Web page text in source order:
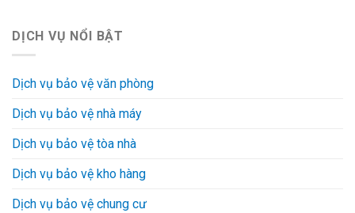
DỊCH VỤ NỔI BẬT
Dịch vụ bảo vệ văn phòng
Dịch vụ bảo vệ nhà máy
Dịch vụ bảo vệ tòa nhà
Dịch vụ bảo vệ kho hàng
Dịch vụ bảo vệ chung cư